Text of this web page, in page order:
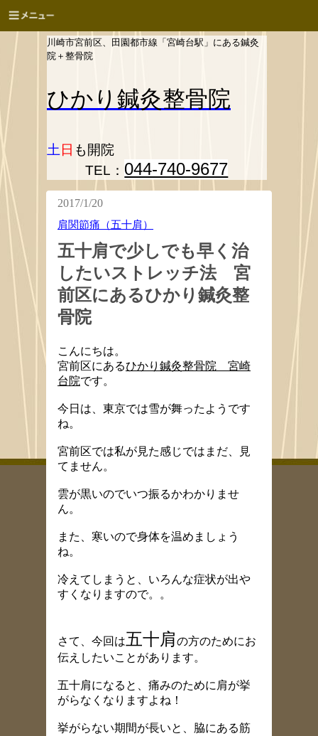
川崎市宮前区、田園都市線「宮崎台駅」にある鍼灸
院＋整骨院
ひかり 鍼灸整骨院
土 日 も開院
TEL： 044-740-9677
2017/1/20
肩関節痛（五十肩）
五十肩で少しでも早く治
したいストレッチ法 宮
前区にあるひかり鍼灸整
骨院
こんにちは。
宮前区にあるひかり鍼灸整骨院 宮崎
台院です。
今日は、東京では雪が舞ったようです
ね。
宮前区では私が見た感じではまだ、見
てません。
雲が黒いのでいつ振るかわかりませ
ん。
また、寒いので身体を温めましょう
ね。
冷えてしまうと、いろんな症状が出や
すくなりますので。。
さて、今回は五十肩の方のためにお
伝えしたいことがあります。
五十肩になると、痛みのために肩が挙
がらなくなりますよね！
挙がらない期間が長いと、脇にある筋